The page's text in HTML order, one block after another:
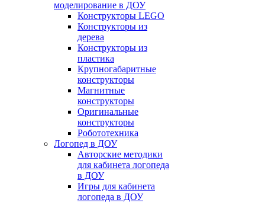
моделирование в ДОУ
Конструкторы LEGO
Конструкторы из
дерева
Конструкторы из
пластика
Крупногабаритные
конструкторы
Магнитные
конструкторы
Оригинальные
конструкторы
Робототехника
Логопед в ДОУ
Авторские методики
для кабинета логопеда
в ДОУ
Игры для кабинета
логопеда в ДОУ